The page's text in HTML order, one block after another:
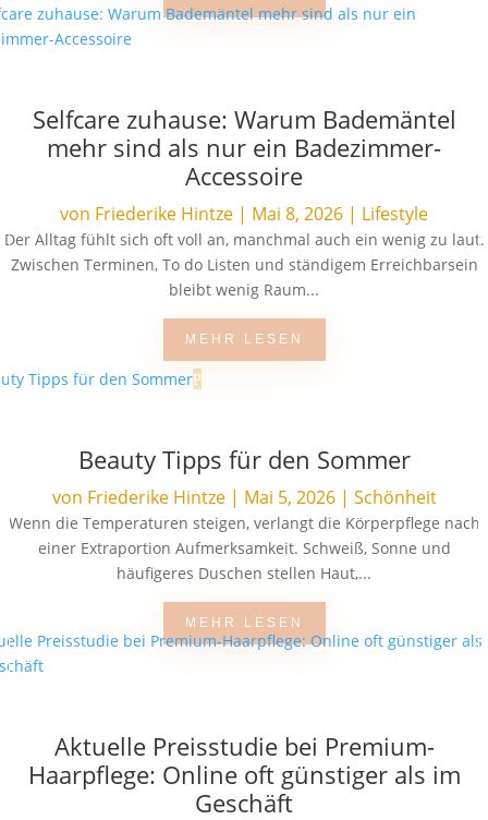
Selfcare zuhause: Warum Bademäntel
mehr sind als nur ein Badezimmer-
Accessoire
von Friederike Hintze | Mai 8, 2026 | Lifestyle
Der Alltag fühlt sich oft voll an, manchmal auch ein wenig zu laut.
Zwischen Terminen, To do Listen und ständigem Erreichbarsein
bleibt wenig Raum...
MEHR LESEN
Beauty Tipps für den Sommer
von Friederike Hintze| Mai 5, 2026| Schönheit
Wenn die Temperaturen steigen, verlangt die Körperpflege nach
einer Extraportion Aufmerksamkeit. Schweiß, Sonne und
häufigeres Duschen stellen Haut,...
MEHR LESEN
Aktuelle Preisstudie bei Premium-
Haarpflege: Online oft günstiger als im
Geschäft